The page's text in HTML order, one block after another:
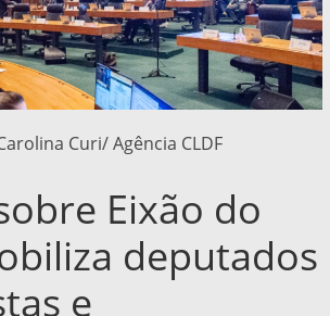
Curi/ Agência CLDF
Eixão do
deputados
e